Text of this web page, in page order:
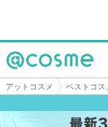
@cosme
アットコスメ ベストコス